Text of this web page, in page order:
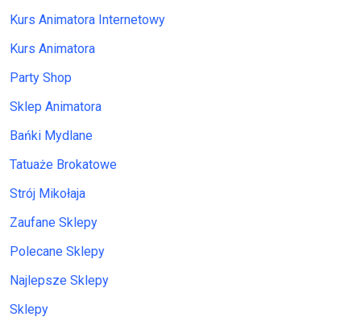
Kurs Animatora Internetowy
Kurs Animatora
Party Shop
Sklep Animatora
Bańki Mydlane
Tatuaże Brokatowe
Strój Mikołaja
Zaufane Sklepy
Polecane Sklepy
Najlepsze Sklepy
Sklepy